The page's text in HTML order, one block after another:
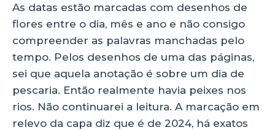
As datas estão marcadas com desenhos de
flores entre o dia, mês e ano e não consigo
compreender as palavras manchadas pelo
tempo. Pelos desenhos de uma das páginas,
sei que aquela anotação é sobre um dia de
pescaria. Então realmente havia peixes nos
rios. Não continuarei a leitura. A marcação em
relevo da capa diz que é de 2024, há exatos